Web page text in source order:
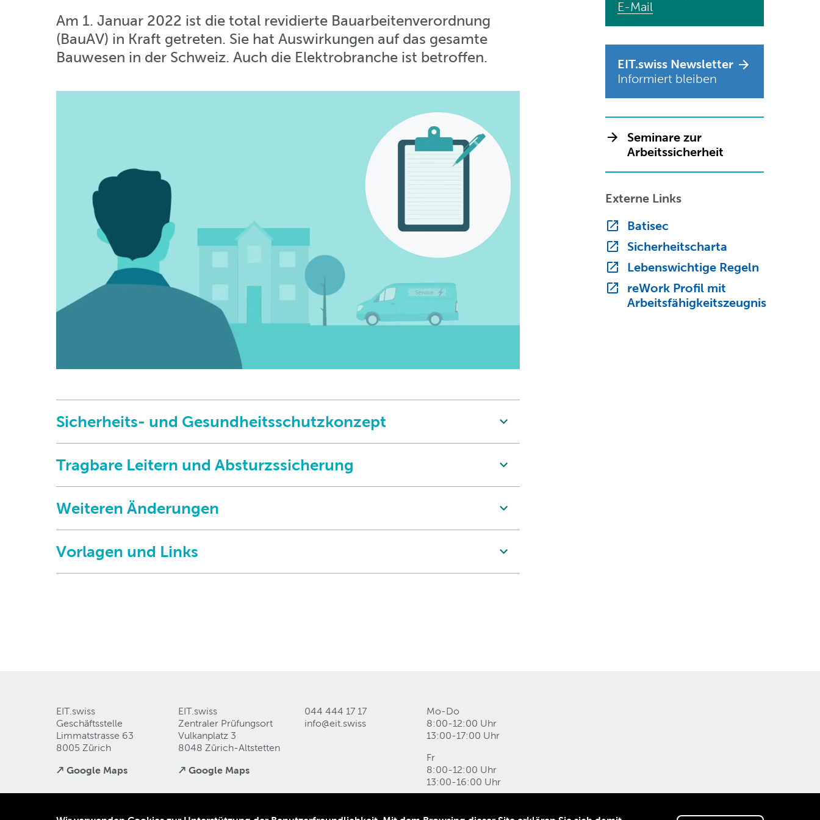
Am 1. Januar 2022 ist die total revidierte Bauarbeitenverordnung
(BauAV) in Kraft getreten. Sie hat Auswirkungen auf das gesamte
Bauwesen in der Schweiz. Auch die Elektrobranche ist betroffen.
Sicherheits- und Gesundheitsschutzkonzept
Tragbare Leitern und Absturzssicherung
Weiteren Änderungen
Vorlagen und Links
E-Mail
EIT.swiss Newsletter
Informiert bleiben
Seminare zur
Arbeitssicherheit
Externe Links
Batisec
Sicherheitscharta
Lebenswichtige Regeln
reWork Profil mit
Arbeitsfähigkeitszeugnis
EIT.swiss
Geschäftsstelle
Limmatstrasse 63
8005 Zürich
↗ Google Maps
EIT.swiss
Zentraler Prüfungsort
Vulkanplatz 3
8048 Zürich-Altstetten
↗ Google Maps
044 444 17 17
info@eit swiss
Mo-Do
8:00-12:00 Uhr
13:00-17:00 Uhr
Fr
8:00-12:00 Uhr
13:00-16:00 Uhr